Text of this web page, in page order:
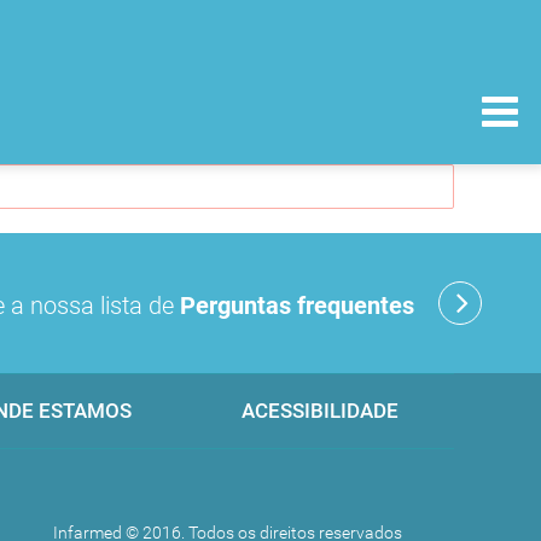
a nossa lista de Perguntas frequentes
ESTAMOS ACESSIBILIDADE
Infarmed © 2016. Todos os direitos reservados